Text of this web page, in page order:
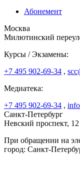
Абонемент
Москва
Милютинский
Курсы / Экзамены:
+7 495 902-69-34 ,
Медиатека:
+7 495 902-69-34 ,
Санкт-Петербург
Невский проспект, 12
При обращении на
город: Санкт-